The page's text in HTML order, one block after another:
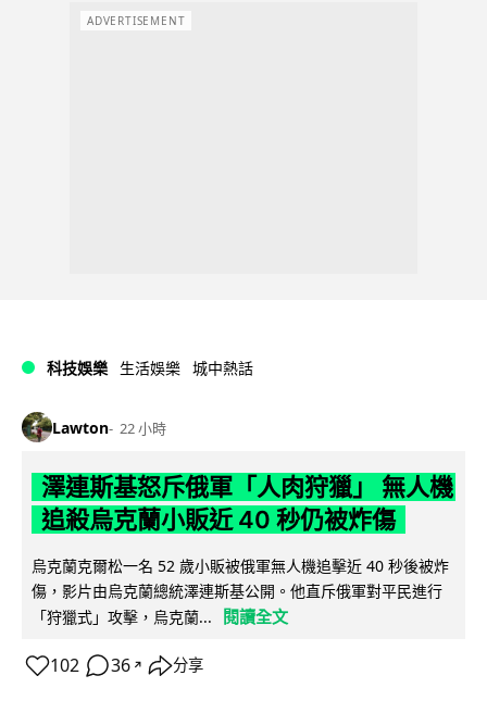
ADVERTISEMENT
科技娛樂 生活娛樂 城中熱話
Lawton 22 小時
澤連斯基怒斥俄軍「人肉狩獵」 無人機
追殺烏克蘭小販近 40 秒仍被炸傷
烏克蘭克爾松一名 52 歲小販被俄軍無人機追擊近 40 秒後被炸
傷，影片由烏克蘭總統澤連斯基公開。他直斥俄軍對平民進行
「狩獵式」攻擊，烏克蘭...
閱讀全文
102 36 ↗ 分享